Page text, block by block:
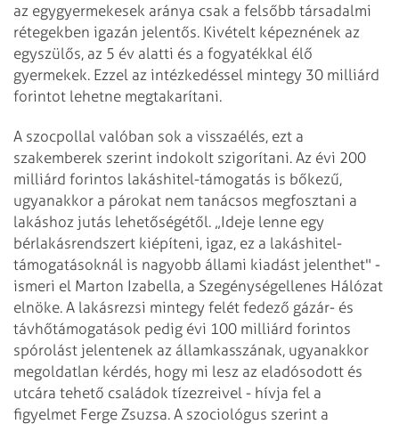
az egygyermekesek aránya csak a felsőbb társadalmi
rétegekben igazán jelentős. Kivételt képeznének az
egyszülős, az 5 év alatti és a fogyatékkal élő
gyermekek. Ezzel az intézkedéssel mintegy 30 milliárd
forintot lehetne megtakarítani.
A szocpollal valóban sok a visszaélés, ezt a
szakemberek szerint indokolt szigorítani. Az évi 200
milliárd forintos lakáshitel-támogatás is bőkezű,
ugyanakkor a párokat nem tanácsos megfosztani a
lakáshoz jutás lehetőségétől. „Ideje lenne egy
bérlakásrendszert kiépíteni, igaz, ez a lakáshitel-
támogatásoknál is nagyobb állami kiadást jelenthet" -
ismeri el Marton Izabella, a Szegénységellenes Hálózat
elnöke. A lakásrezsi mintegy felét fedező gázár- és
távhőtámogatások pedig évi 100 milliárd forintos
spórolást jelentenek az államkasszának, ugyanakkor
megoldatlan kérdés, hogy mi lesz az eladósodott és
utcára tehető családok tízezreivel - hívja fel a
figyelmet Ferge Zsuzsa. A szociológus szerint a